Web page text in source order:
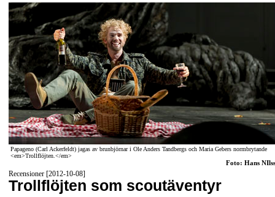
Papageno (Carl Ackerfeldt) jagas av brunbjörnar i Ole Anders Tandbergs och Maria Gebers normbrytande
<em>Trollflöjten.</em>
Foto: Hans
Recensioner [2012-10-08]
Trollflöjten som scoutäventyr